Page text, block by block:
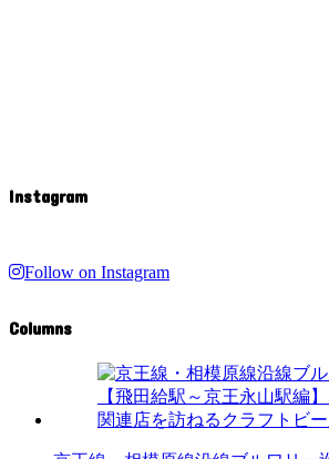
Instagram
Follow on Instagram
Columns